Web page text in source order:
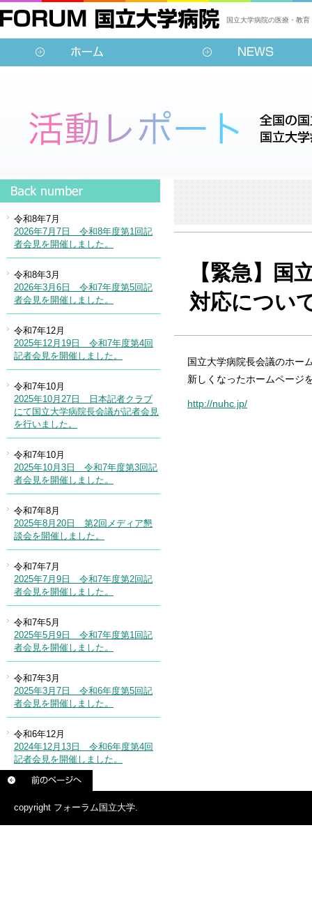
国立大学病院の医療・教
【緊急】国
対応につい
国立大学病院長会議のホー
新しくなったホームページ
http://nuhc.jp/
copyright フォーラム国立大学.